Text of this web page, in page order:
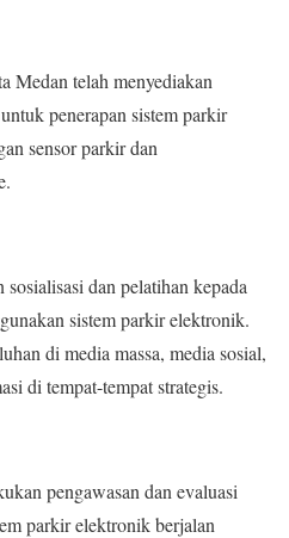
Medan telah menyediakan
penerapan sistem parkir
sensor parkir dan
dan pelatihan kepada
sistem parkir elektronik.
di media massa, media sosial,
di tempat-tempat strategis.
pengawasan dan evaluasi
parkir elektronik berjalan